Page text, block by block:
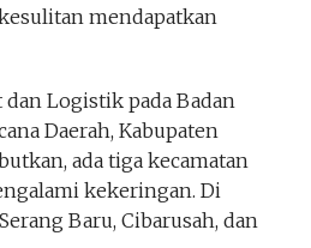
mendapatkan
Logistik pada Badan
Daerah, Kabupaten
ada tiga kecamatan
kekeringan. Di
Baru, Cibarusah, dan